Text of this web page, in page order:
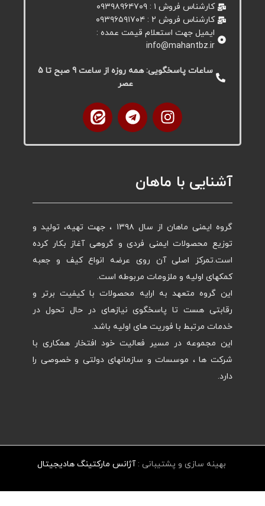
کارشناس فروش ۱ : ۰۹۳۹۸۹۶۴۷۰۹
کارشناس فروش 2 : ۰۹۳۹۶۵۹۱۷۰۴
ایمیل جهت استعلام قیمت عمده :
info@mahantbz.ir
ساعات پاسخگویی: همه روزه از ساعت 9 صبح تا 5
عصر
آشنایی با ماهان
گروه ایمنی ماهان از سال ۱۳۹۸ ، جهت تهیه، تولید و
توزیع محصولات ایمنی فردی و گروهی آغاز بکار کرده
است.تمرکز اصلی آن روی عرضه انواع کیف و جعبه
کمکهای اولیه و ملزومات مربوطه است.
این گروه متعهد به ارایه محصولات با کیفیت برتر و
رقابتی هست تا پاسخگوی نیازهای در حال تحول در
خدمات مرتبط با فوریت های اولیه باشد.
این مجموعه در مسیر فعالیت خود افتخار همکاری با
شرکت ها ، موسسات و سازمانهای دولتی و خصوصی را
دارد.
بهینه سازی و پشتیبانی : آژانس مارکتینگ هادیجیتال